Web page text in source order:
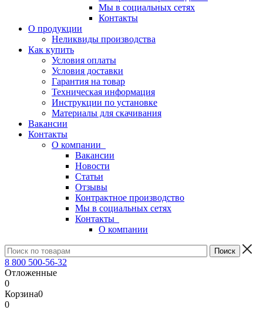
Мы в социальных сетях
Контакты
О продукции
Неликвиды производства
Как купить
Условия оплаты
Условия доставки
Гарантия на товар
Техническая информация
Инструкции по установке
Материалы для скачивания
Вакансии
Контакты
О компании
Вакансии
Новости
Статьи
Отзывы
Контрактное производство
Мы в социальных сетях
Контакты
О компании
8 800 500-56-32
Отложенные
0
Корзина0
0